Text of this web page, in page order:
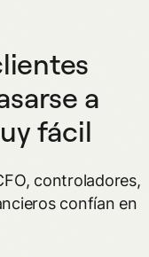
a
fácil
controladores,
confían en